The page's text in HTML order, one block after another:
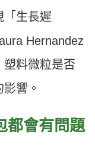
「生長遲
Hernandez
料微粒是否
響。
都會有問題